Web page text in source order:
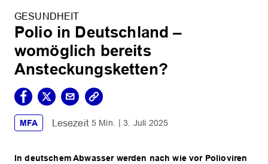
GESUNDHEIT
Polio in Deutschland –
womöglich bereits
Ansteckungsketten?
MFA 5 Min. 3. Juli 2025
In deutschem Abwasser werden nach wie vor Polioviren